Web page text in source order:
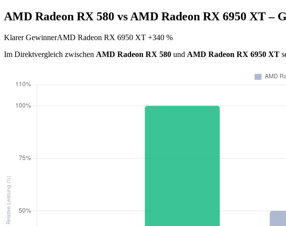
AMD Radeon RX 580 vs AMD Radeon RX 6950 XT –
Klarer GewinnerAMD Radeon RX 6950 XT +340 %
Im Direktvergleich zwischen AMD Radeon RX 580 und AMD Radeon RX 6950 XT